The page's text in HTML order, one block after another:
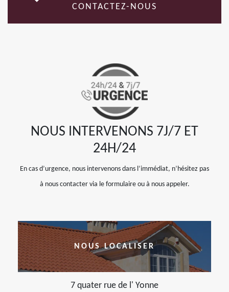
CONTACTEZ-NOUS
NOUS INTERVENONS 7J/7 ET
24H/24
En cas d’urgence, nous intervenons dans l’immédiat, n’hésitez pas
à nous contacter via le formulaire ou à nous appeler.
NOUS LOCALISER
7 quater rue de l' Yonne